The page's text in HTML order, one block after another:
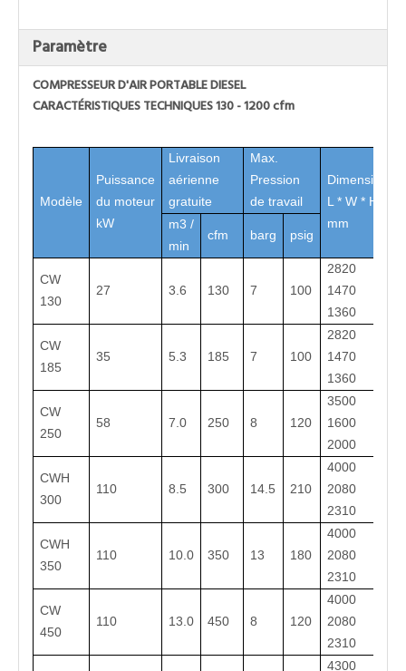
Paramètre
COMPRESSEUR D'AIR PORTABLE DIESEL
CARACTÉRISTIQUES TECHNIQUES 130 - 1200 cfm
Modèle
Puissance
du moteur
kW
Livraison
aérienne
gratuite
Max.
Pression
de travail
Dimension
L * W * H
mm
m3 /
min
cfm barg psig
CW
130
27 3.6 130 7 100
2820 *
1470 *
1360
CW
185
35 5.3 185 7 100
2820 *
1470 *
1360
CW
250
58 7.0 250 8 120
3500 *
1600 *
2000
CWH
300
110 8.5 300 14.5 210
4000 *
2080 *
2310
CWH
350
110 10.0 350 13 180
4000 *
2080 *
2310
CW
450
110 13.0 450 8 120
4000 *
2080 *
2310
4300 *